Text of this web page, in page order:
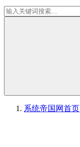
系统帝国网首页